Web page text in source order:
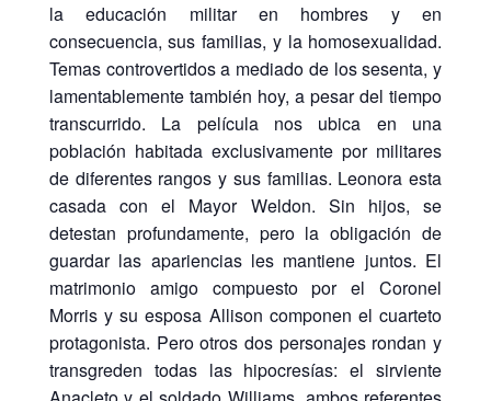
la educación militar en hombres y en
consecuencia, sus familias, y la homosexualidad.
Temas controvertidos a mediado de los sesenta, y
lamentablemente también hoy, a pesar del tiempo
transcurrido. La película nos ubica en una
población habitada exclusivamente por militares
de diferentes rangos y sus familias. Leonora esta
casada con el Mayor Weldon. Sin hijos, se
detestan profundamente, pero la obligación de
guardar las apariencias les mantiene juntos. El
matrimonio amigo compuesto por el Coronel
Morris y su esposa Allison componen el cuarteto
protagonista. Pero otros dos personajes rondan y
transgreden todas las hipocresías: el sirviente